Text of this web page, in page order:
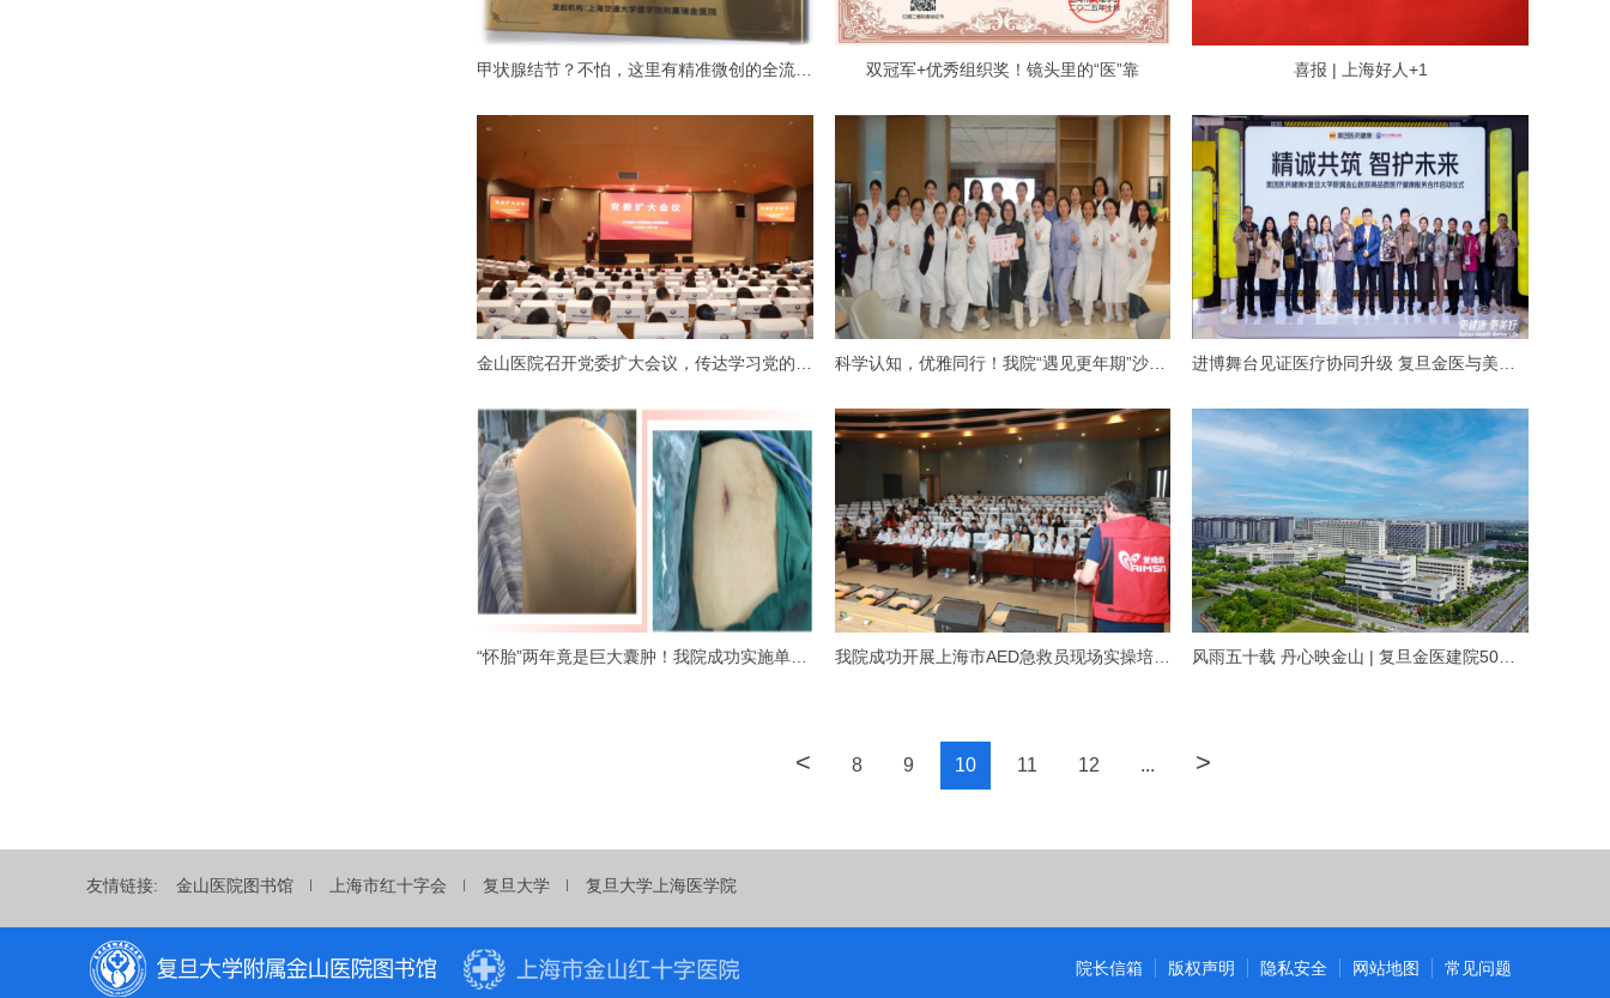
甲状腺结节？不怕，这里有精准微创的全流程诊疗服务 双冠军+优秀组织奖！镜头里的“医”靠 喜报 | 上海好人+1
科学认知，优雅同行！我院“遇见更年期”沙龙赋能职场“她”力量
“怀胎”两年竟是巨大囊肿！我院成功实施单孔腹腔镜微创手术精准“拆弹” 我院成功开展上海市AED急救员现场实操培训，携手共建“生命应急响应网”
< 8 9 10 11 12 ... >
友情链接: 金山医院图书馆 上海市红十字会 复旦大学 复旦大学上海医学院
院长信箱 版权声明 隐私安全 网站地图 常见问题